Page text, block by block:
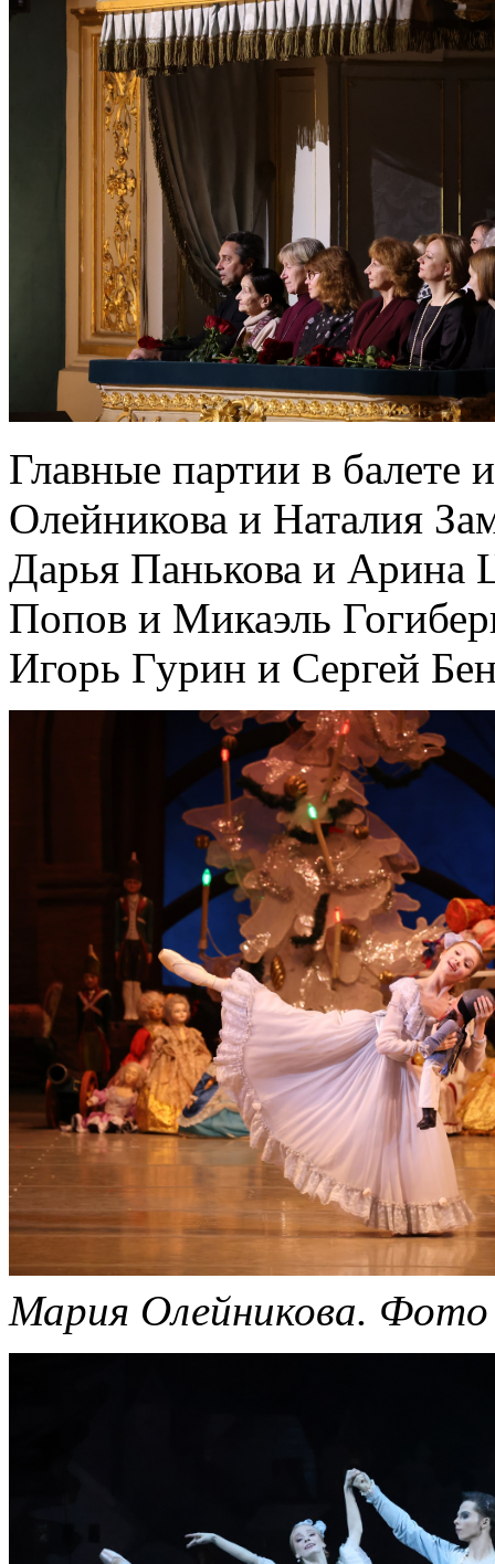
Главные партии в
Олейникова и Наталия
Дарья Панькова и Арина
Попов и Микаэль
Игорь Гурин и Сергей
Мария Олейникова. Фото